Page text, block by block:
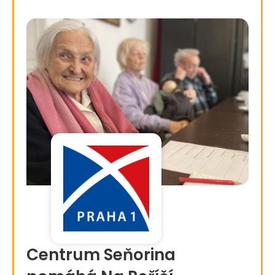
Centrum Seňorina